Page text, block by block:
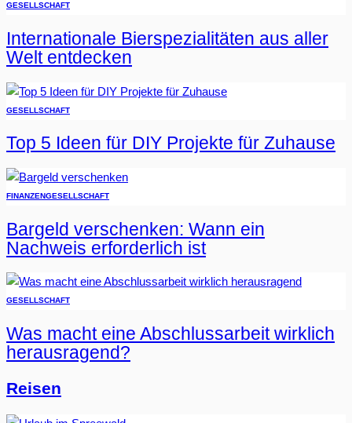
GESELLSCHAFT
Internationale Bierspezialitäten aus aller
Welt entdecken
GESELLSCHAFT
Top 5 Ideen für DIY Projekte für Zuhause
FINANZENGESELLSCHAFT
Bargeld verschenken: Wann ein
Nachweis erforderlich ist
GESELLSCHAFT
Was macht eine Abschlussarbeit wirklich
herausragend?
Reisen